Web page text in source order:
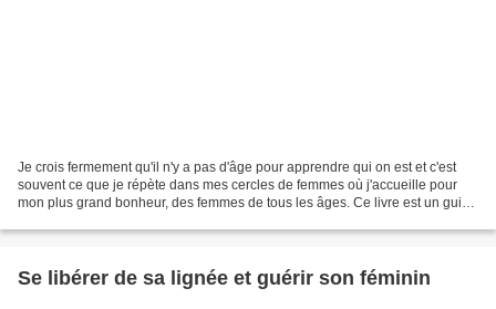
Je crois fermement qu'il n'y a pas d'âge pour apprendre qui on est et c'est
souvent ce que je répète dans mes cercles de femmes où j'accueille pour
mon plus grand bonheur, des femmes de tous les âges. Ce livre est un guide
Se libérer de sa lignée et guérir son féminin